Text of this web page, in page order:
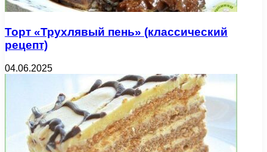
Торт «Трухлявый пень» (классический
рецепт)
04.06.2025